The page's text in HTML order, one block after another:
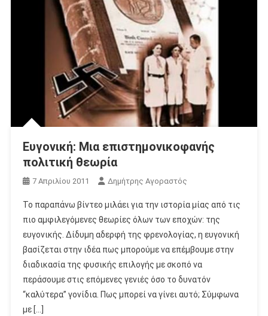
Ευγονική: Μια επιστημονικοφανής
πολιτική θεωρία
7 Απριλίου 2011 Δημήτρης Αγοραστός
Το παραπάνω βίντεο μιλάει για την ιστορία μίας από τις
πιο αμφιλεγόμενες θεωρίες όλων των εποχών: της
ευγονικής. Δίδυμη αδερφή της φρενολογίας, η ευγονική
βασίζεται στην ιδέα πως μπορούμε να επέμβουμε στην
διαδικασία της φυσικής επιλογής με σκοπό να
περάσουμε στις επόμενες γενιές όσο το δυνατόν
“καλύτερα” γονίδια. Πως μπορεί να γίνει αυτό; Σύμφωνα
με […]